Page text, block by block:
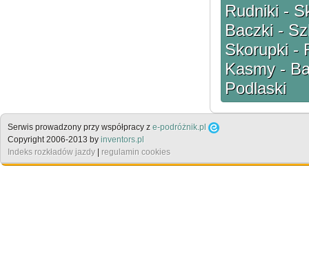
Rudniki -
Baczki -
Skorupki -
Kasmy -
Podlaski
Serwis prowadzony przy współpracy z e-podróżnik.pl
Copyright 2006-2013 by inventors.pl
Indeks rozkładów jazdy | regulamin cookies